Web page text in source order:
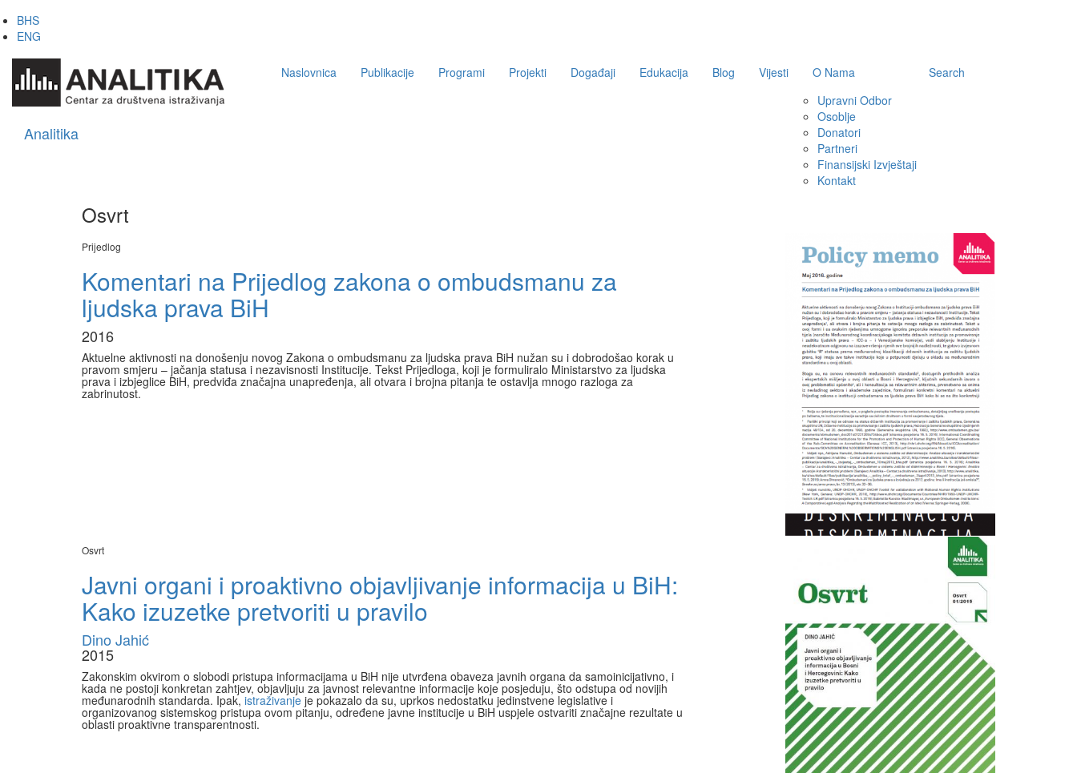
Skip
to
content
BHS
ENG
Analitika
Main
navigation
Naslovnica Publikacije Programi Projekti Događaji Edukacija Blog Vijesti
O Nama
Upravni Odbor
Osoblje
Donatori
Partneri
Finansijski Izvještaji
Kontakt
Search
Osvrt
Prijedlog
Komentari na Prijedlog zakona o ombudsmanu za
ljudska prava BiH
2016
Aktuelne aktivnosti na donošenju novog Zakona o ombudsmanu za ljudska prava BiH nužan su i dobrodošao korak u
pravom smjeru – jačanja statusa i nezavisnosti Institucije. Tekst Prijedloga, koji je formuliralo Ministarstvo za ljudska
prava i izbjeglice BiH, predviđa značajna unapređenja, ali otvara i brojna pitanja te ostavlja mnogo razloga za
zabrinutost.
Osvrt
Javni organi i proaktivno objavljivanje informacija u BiH:
Kako izuzetke pretvoriti u pravilo
Dino Jahić
2015
Zakonskim okvirom o slobodi pristupa informacijama u BiH nije utvrđena obaveza javnih organa da samoinicijativno, i
kada ne postoji konkretan zahtjev, objavljuju za javnost relevantne informacije koje posjeduju, što odstupa od novijih
međunarodnih standarda. Ipak, istraživanje je pokazalo da su, uprkos nedostatku jedinstvene legislative i
organizovanog sistemskog pristupa ovom pitanju, određene javne institucije u BiH uspjele ostvariti značajne rezultate u
oblasti proaktivne transparentnosti.